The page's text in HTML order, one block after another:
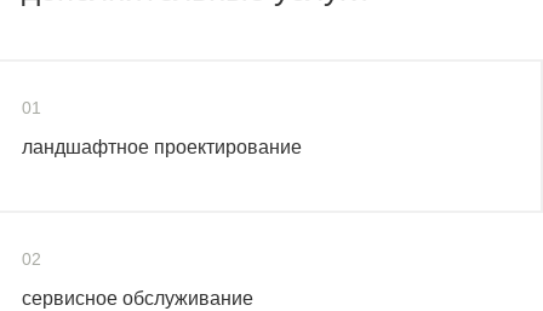
01
ландшафтное проектирование
02
сервисное обслуживание